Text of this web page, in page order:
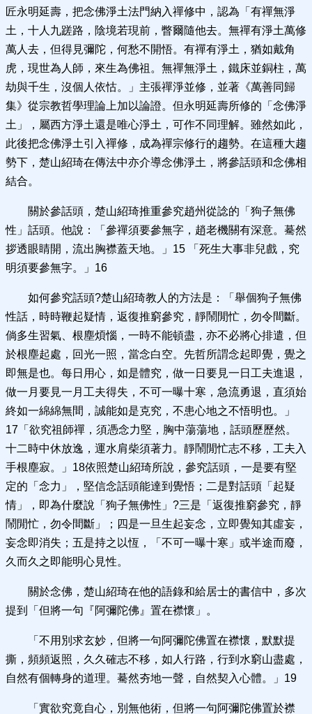
匠永明延壽，把念佛淨土法門納入禪修中，認為「有禪無淨
土，十人九蹉路，陰境若現前，瞥爾隨他去。無禪有淨土萬修
萬人去，但得見彌陀，何愁不開悟。有禪有淨土，猶如戴角
虎，現世為人師，來生為佛祖。無禪無淨土，鐵床並銅柱，萬
劫與千生，沒個人依怙。」主張禪淨並修，並著《萬善同歸
集》從宗教哲學理論上加以論證。但永明延壽所修的「念佛淨
土」，屬西方淨土還是唯心淨土，可作不同理解。雖然如此，
此後把念佛淨土引入禪修，成為禪宗修行的趨勢。在這種大趨
勢下，楚山紹琦在傳法中亦介導念佛淨土，將參話頭和念佛相
結合。
關於參話頭，楚山紹琦推重參究趙州從諗的「狗子無佛
性」話頭。他說：「參禪須要參無字，趙老機關有深意。驀然
拶透眼睛開，流出胸襟蓋天地。」15 「死生大事非兒戲，究
明須要參無字。」16
如何參究話頭?楚山紹琦教人的方法是：「舉個狗子無佛
性話，時時鞭起疑情，返復推窮參究，靜鬧閒忙，勿令間斷。
倘多生習氣、根塵煩惱，一時不能頓盡，亦不必將心排遣，但
於根塵起處，回光一照，當念白空。先哲所謂念起即覺，覺之
即無是也。每日用心，如是體究，做一日要見一日工夫進退，
做一月要見一月工夫得失，不可一曝十寒，急流勇退，直須始
終如一綿綿無間，誠能如是克究，不患心地之不悟明也。」
17「欲究祖師禪，須憑念力堅，胸中蕩蕩地，話頭歷歷然。
十二時中休放逸，運水肩柴須著力。靜鬧閒忙志不移，工夫入
手根塵寂。」18依照楚山紹琦所說，參究話頭，一是要有堅
定的「念力」，堅信念話頭能達到覺悟；二是對話頭「起疑
情」，即為什麼說「狗子無佛性」?三是「返復推窮參究，靜
鬧閒忙，勿令間斷」；四是一旦生起妄念，立即覺知其虛妄，
妄念即消失；五是持之以恆，「不可一曝十寒」或半途而廢，
久而久之即能明心見性。
關於念佛，楚山紹琦在他的語錄和給居士的書信中，多次
提到「但將一句『阿彌陀佛』置在襟懷」。
「不用別求玄妙，但將一句阿彌陀佛置在襟懷，默默提
撕，頻頻返照，久久確志不移，如人行路，行到水窮山盡處，
自然有個轉身的道理。驀然夯地一聲，自然契入心體。」19
「實欲究竟自心，別無他術，但將一句阿彌陀佛置於襟